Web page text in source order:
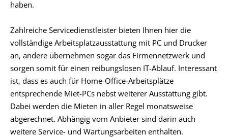
haben.
Zahlreiche Servicedienstleister bieten Ihnen hier die
vollständige Arbeitsplatzausstattung mit PC und Drucker
an, andere übernehmen sogar das Firmennetzwerk und
sorgen somit für einen reibungslosen IT-Ablauf. Interessant
ist, dass es auch für Home-Office-Arbeitsplätze
entsprechende Miet-PCs nebst weiterer Ausstattung gibt.
Dabei werden die Mieten in aller Regel monatsweise
abgerechnet. Abhängig vom Anbieter sind darin auch
weitere Service- und Wartungsarbeiten enthalten.